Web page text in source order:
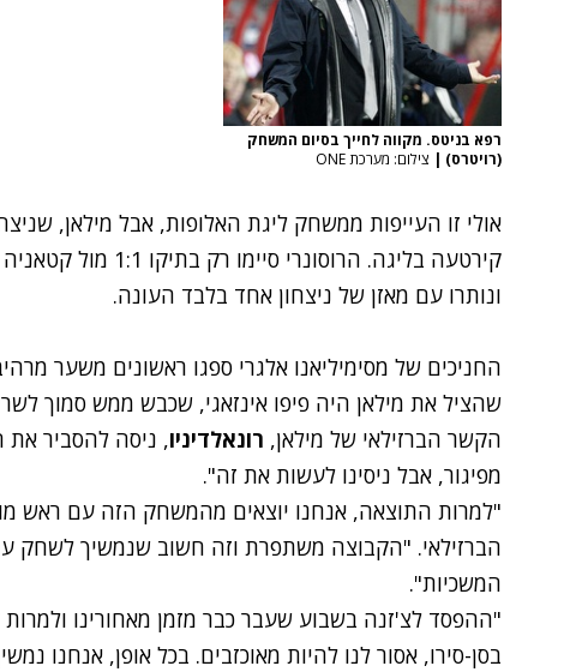
רפא בניטס. מקווה לחייך בסיום המשחק
(רויטרס) | צילום: מערכת ONE
קירטעה בליגה.
ונותרו עם מאזן של ניצחון אחד בלבד העונה.
שהציל את מילאן היה פיפו אינזאגי, שכבש ממש סמוך
הקשר הברזילאי של מילאן, רונאלדיניו, ניסה להסביר
מפיגור, אבל ניסינו לעשות את זה".
"למרות התוצאה, אנחנו יוצאים מהמשחק הזה עם ראש
הברזילאי. "הקבוצה משתפרת וזה חשוב שנמשיך לשחק
המשכיות".
"ההפסד לצ'זנה בשבוע שעבר כבר מזמן מאחורינו
בסן-סירו, אסור לנו להיות מאוכזבים. בכל אופן, אנחנו